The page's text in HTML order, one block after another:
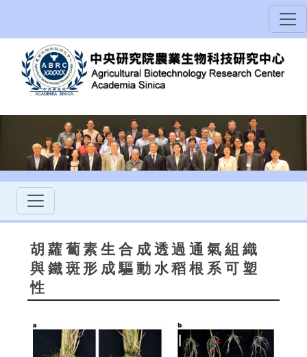
胡蘿蔔素生合成透過通氣組織
與鐵斑形成驅動水稻根系可塑
性